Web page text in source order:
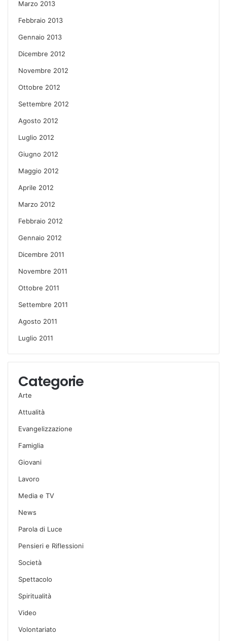
Marzo 2013
Febbraio 2013
Gennaio 2013
Dicembre 2012
Novembre 2012
Ottobre 2012
Settembre 2012
Agosto 2012
Luglio 2012
Giugno 2012
Maggio 2012
Aprile 2012
Marzo 2012
Febbraio 2012
Gennaio 2012
Dicembre 2011
Novembre 2011
Ottobre 2011
Settembre 2011
Agosto 2011
Luglio 2011
Categorie
Arte
Attualità
Evangelizzazione
Famiglia
Giovani
Lavoro
Media e TV
News
Parola di Luce
Pensieri e Riflessioni
Società
Spettacolo
Spiritualità
Video
Volontariato